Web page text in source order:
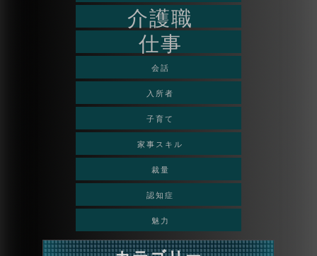
介護職
仕事
会話
入所者
子育て
家事スキル
裁量
認知症
魅力